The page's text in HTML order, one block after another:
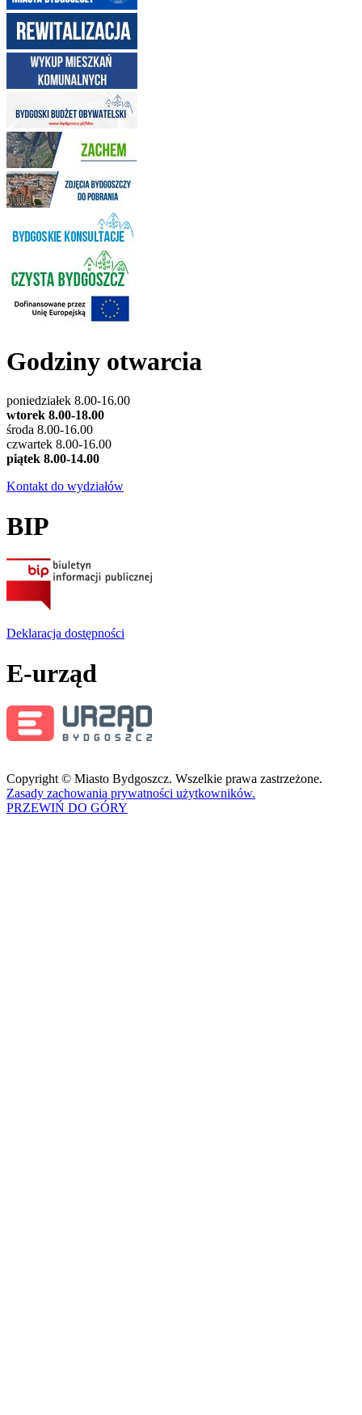
Godziny otwarcia
poniedziałek 8.00-16.00
wtorek 8.00-18.00
środa 8.00-16.00
czwartek 8.00-16.00
piątek 8.00-14.00
Kontakt do wydziałów
BIP
Deklaracja dostępności
E-urząd
Copyright © Miasto Bydgoszcz. Wszelkie prawa zastrzeżone.
Zasady zachowania prywatności użytkowników.
PRZEWIŃ DO GÓRY